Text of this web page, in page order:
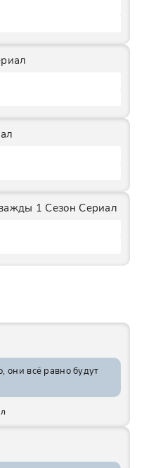
1 Сезон Сериал
они всё равно будут